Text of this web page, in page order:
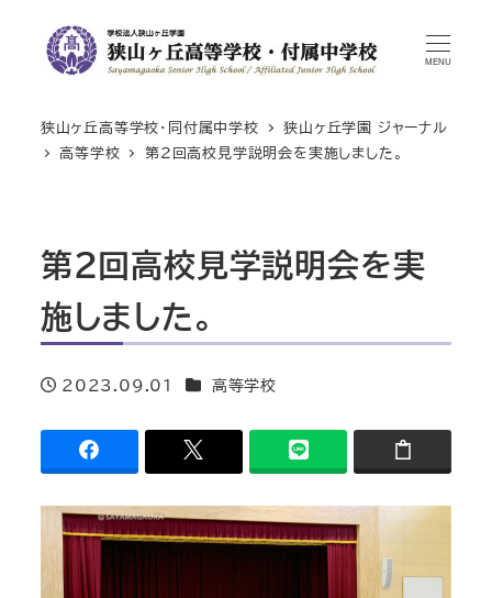
MENU
狭山ヶ丘高等学校・同付属中学校
狭山ヶ丘学園 ジャーナル
高等学校
第２回高校見学説明会を実施しました。
第２回高校見学説明会を実
施しました。
投稿日
2023.09.01 カテゴリー
高等学校